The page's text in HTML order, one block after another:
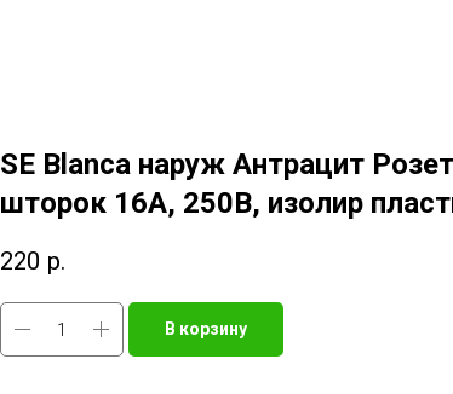
SE Blanca наруж Антрацит
шторок 16А, 250В, изолир
220 р.
В корзину